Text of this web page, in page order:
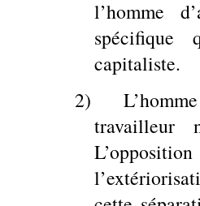
l’homme
spécifique
capitaliste.
2)
travailleur